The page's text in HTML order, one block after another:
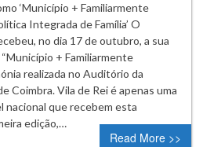
‘Município + Familiarmente
Integrada de Família’ O
no dia 17 de outubro, a sua
+ Familiarmente
realizada no Auditório da
Coimbra. Vila de Rei é apenas uma
nacional que recebem esta
edição,…
Read More >>